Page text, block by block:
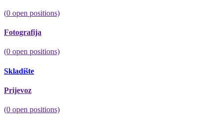
(0 open positions)
Fotografija
(0 open positions)
Skladište
Prijevoz
(0 open positions)